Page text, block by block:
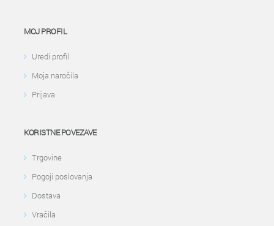
MOJ PROFIL
Uredi profil
Moja naročila
Prijava
KORISTNE POVEZAVE
Trgovine
Pogoji poslovanja
Dostava
Vračila